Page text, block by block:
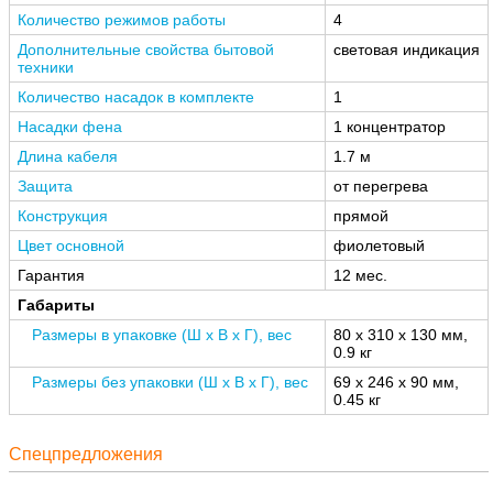
Количество режимов работы
4
Дополнительные свойства бытовой
техники
световая индикация
Количество насадок в комплекте
1
Насадки фена
1 концентратор
Длина кабеля
1.7 м
Защита
от перегрева
Конструкция
прямой
Цвет основной
фиолетовый
Гарантия
12 мес.
Габариты
Размеры в упаковке (Ш x В x Г), вес
80 x 310 x 130 мм,
0.9 кг
Размеры без упаковки (Ш x В x Г), вес
69 x 246 x 90 мм,
0.45 кг
Спецпредложения